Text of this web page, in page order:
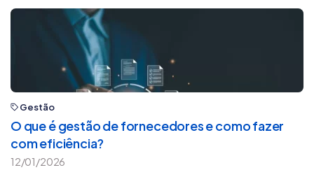
Gestão
O que é gestão de fornecedores e como fazer
com eficiência?
12/01/2026